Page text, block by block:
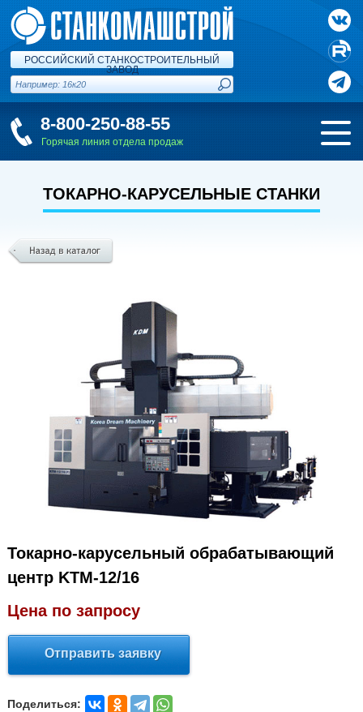
РОССИЙСКИЙ СТАНКОСТРОИТЕЛЬНЫЙ
ЗАВОД
8-800-250-88-55
Горячая линия отдела продаж
ТОКАРНО-КАРУСЕЛЬНЫЕ СТАНКИ
Токарно-карусельный обрабатывающий
центр KTM-12/16
Цена по запросу
Отправить заявку
Поделиться: